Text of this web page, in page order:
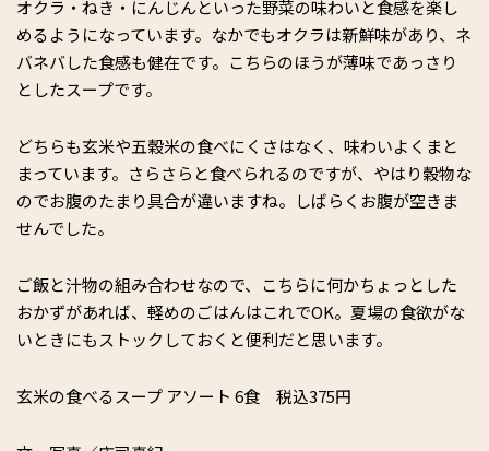
オクラ・ねき・にんじんといった野菜の味わいと食感を楽し
めるようになっています。なかでもオクラは新鮮味があり、ネ
バネバした食感も健在です。こちらのほうが薄味であっさり
としたスープです。
どちらも玄米や五穀米の食べにくさはなく、味わいよくまと
まっています。さらさらと食べられるのですが、やはり穀物な
のでお腹のたまり具合が違いますね。しばらくお腹が空きま
せんでした。
ご飯と汁物の組み合わせなので、こちらに何かちょっとした
おかずがあれば、軽めのごはんはこれでOK。夏場の食欲がな
いときにもストックしておくと便利だと思います。
玄米の食べるスープ アソート 6食 税込375円